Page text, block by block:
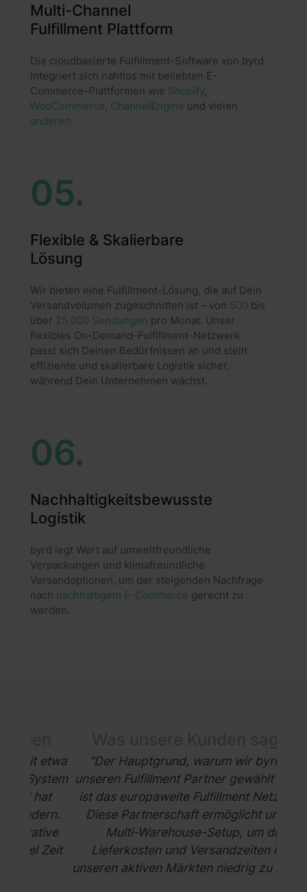
Multi-Channel
Fulfillment Plattform
Die cloudbasierte Fulfillment-Software von byrd
integriert sich nahtlos mit beliebten E-
Commerce-Plattformen wie Shopify
WooCommerce ChannelEngine und vielen
anderen.
05.
Flexible & Skalierbare
Lösung
Wir bieten eine Fulfillment-Lösung, die auf Dein
Versandvolumen zugeschnitten ist – von 500 bis
über 25.000 Sendungen pro Monat. Unser
flexibles On-Demand-Fulfillment-Netzwerk
passt sich Deinen Bedürfnissen an und stellt
effiziente und skalierbare Logistik sicher,
während Dein Unternehmen wächst.
06.
Nachhaltigkeitsbewusste
Logistik
byrd legt Wert auf umweltfreundliche
Verpackungen und klimafreundliche
Versandoptionen, um der steigenden Nachfrage
nach nachhaltigem E-Commerce gerecht zu
werden.
"Der Hauptgrund, warum wir byrd als
unseren Fulfillment Partner gewählt haben,
ist das europaweite Fulfillment Netzwerk.
Diese Partnerschaft ermöglicht uns ein
Multi-Warehouse-Setup, um die
Lieferkosten und Versandzeiten in all
unseren aktiven Märkten niedrig zu halten."